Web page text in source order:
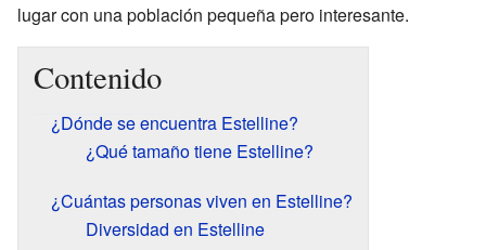
lugar con una población pequeña pero interesante.
Contenido
¿Dónde se encuentra Estelline?
¿Qué tamaño tiene Estelline?
¿Cuántas personas viven en Estelline?
Diversidad en Estelline